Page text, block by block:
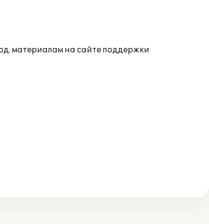
материалам на сайте поддержки